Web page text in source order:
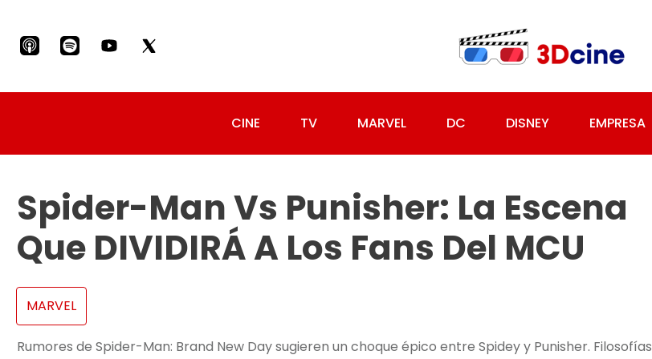
CINE TV MARVEL DC DISNEY EMPRESA
Spider-Man Vs Punisher: La Escena
Que DIVIDIRÁ A Los Fans Del MCU
MARVEL
Rumores de Spider-Man: Brand New Day sugieren un choque épico entre Spidey y Punisher. Filosofías